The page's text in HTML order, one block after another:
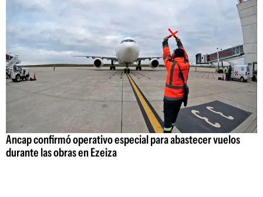
Ancap confirmó operativo especial para abastecer vuelos
durante las obras en Ezeiza